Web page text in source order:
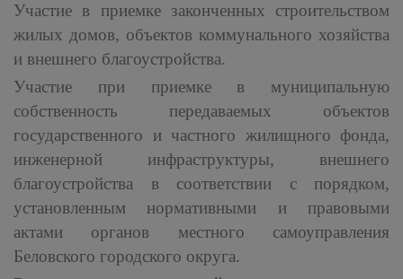
Участие в приемке законченных строительством
жилых домов, объектов коммунального хозяйства
и внешнего благоустройства.
Участие при приемке в муниципальную
собственность передаваемых объектов
государственного и частного жилищного фонда,
инженерной инфраструктуры, внешнего
благоустройства в соответствии с порядком,
установленным нормативными и правовыми
актами органов местного самоуправления
Беловского городского округа.